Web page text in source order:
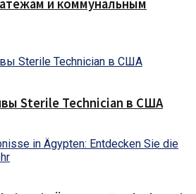
и коммунальным
Sterile Technician в США